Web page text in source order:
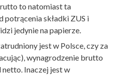
to natomiast ta
potrącenia składki ZUS i
jedynie na papierze.
jest w Polsce, czy za
wynagrodzenie brutto
netto. Inaczej jest w